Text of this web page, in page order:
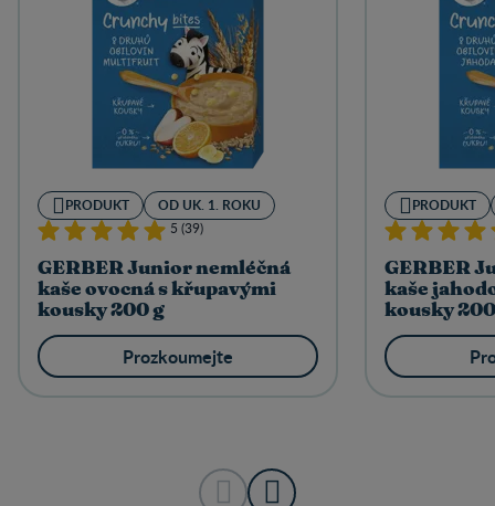
PRODUKT OD UK. 1. ROKU
5 (39)
GERBER Junior nemléčná
kaše ovocná s křupavými
kousky 200 g
Prozkoumejte
PRODUKT
GERBER
kaše
kousky